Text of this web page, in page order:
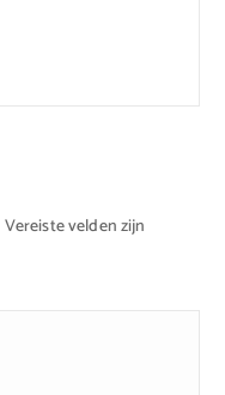
Vereiste velden zijn